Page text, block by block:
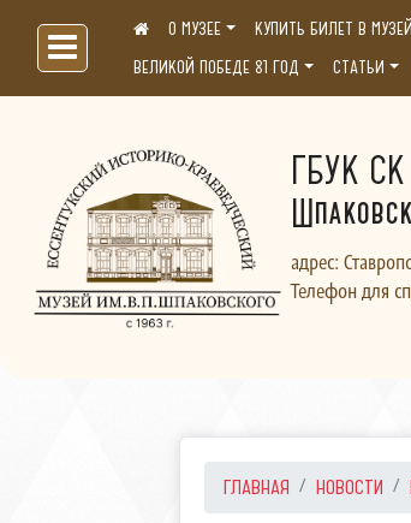
Больше, чем музей...О МУЗЕЕ КУПИТЬ БИЛЕТ В МУЗЕЙ
ВЕЛИКОЙ ПОБЕДЕ 81 ГОД
СТАТЬИ
ГБУК СК
адрес:
Телефон для
ГЛАВНАЯ НОВОСТИ